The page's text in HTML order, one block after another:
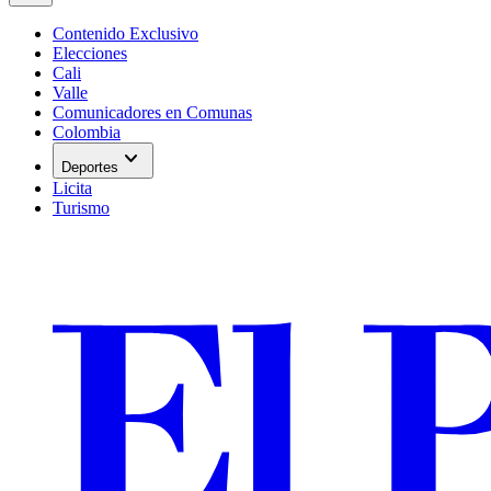
Contenido Exclusivo
Elecciones
Cali
Valle
Comunicadores en Comunas
Colombia
Deportes expand_more
Licita
Turismo